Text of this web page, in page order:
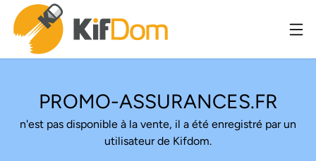
PROMO-ASSURANCES.FR
n'est pas disponible à la vente, il a été enregistré par un
utilisateur de Kifdom.